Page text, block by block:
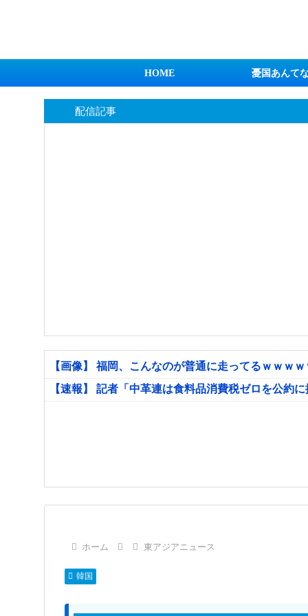
HOME 憂国あんて
配信記事
【画像】 福岡、こんなのが普通に走ってるｗｗｗ
【速報】 記者「中革連は食料品消費税ゼロを公約
ホーム 東アジアニュース
韓国